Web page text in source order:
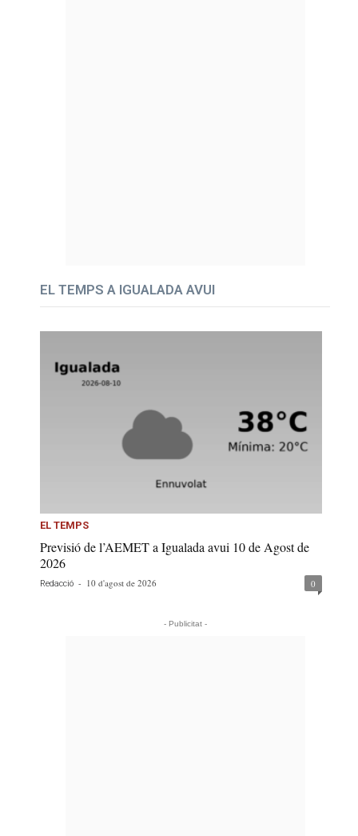
EL TEMPS A IGUALADA AVUI
EL TEMPS
Previsió de l’AEMET a Igualada avui 10 de Agost de
2026
Redacció - 10 d'agost de 2026 0
- Publicitat -